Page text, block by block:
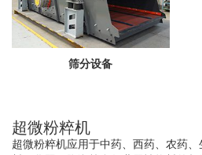
筛分设备
超微粉粹机
超微粉粹机应用于中药、西药、农药